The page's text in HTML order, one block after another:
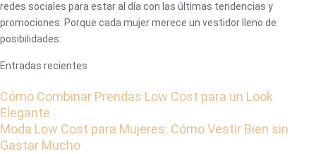
redes sociales para estar al día con las últimas tendencias y
promociones. Porque cada mujer merece un vestidor lleno de
posibilidades.
Entradas recientes
Cómo Combinar Prendas Low Cost para un Look
Elegante
Moda Low Cost para Mujeres: Cómo Vestir Bien sin
Gastar Mucho